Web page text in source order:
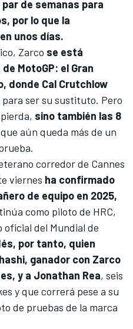
par de semanas para
por lo que la
unos días.
Zarco se está
MotoGP: el Gran
donde Cal Crutchlow
para ser su sustituto. Pero
sino también las 8
aún queda más de un
corredor de Cannes
viernes ha confirmado
de equipo en 2025,
como piloto de HRC,
del Mundial de
por tanto, quien
ganador con Zarco
y a Jonathan Rea, seis
y que correrá pese a su
de pruebas de la marca